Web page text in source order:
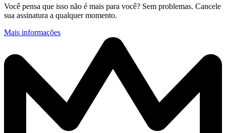
Você pensa que isso não é mais para você? Sem problemas. Cancele
sua assinatura a qualquer momento.
Mais informações